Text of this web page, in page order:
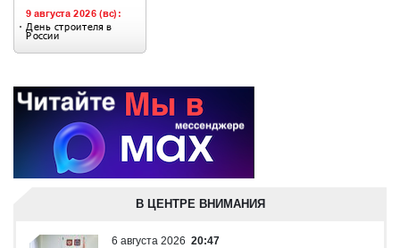
В ЦЕНТРЕ ВНИМАНИЯ
6 августа 2026 20:47